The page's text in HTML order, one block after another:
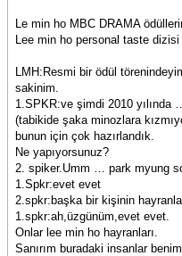
Le min ho MBC DRAMA
Lee min ho personal taste
LMH:Resmi bir ödül
sakinim.
1.SPKR:ve şimdi 2010 yılında
(tabikide şaka minozlara
bunun için çok hazırlandık.
Ne yapıyorsunuz?
2. spiker.Umm … park myung
1.Spkr:evet evet
2.spkr:başka bir kişinin
1.spkr:ah,üzgünüm,evet evet.
Onlar lee min ho hayranları.
Sanırım buradaki insanlar